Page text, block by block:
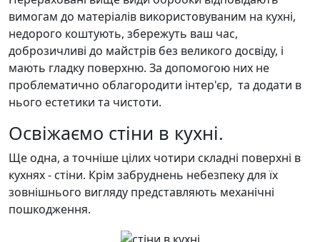
вимогам до матеріалів використовуваним на кухні,
недорого коштують, збережуть ваш час,
доброзичливі до майстрів без великого досвіду, і
мають гладку поверхню. За допомогою них не
проблематично облагородити інтер'єр, та додати в
нього естетики та чистоти.
Освіжаємо стіни в кухні.
Ще одна, а точніше цілих чотири складні поверхні в
кухнях - стіни. Крім забруднень небезпеку для їх
зовнішнього вигляду представляють механічні
пошкодження.